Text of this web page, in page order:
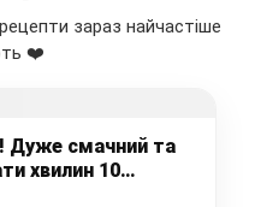
зараз найчастіше
❤️
Дуже смачний та
хвилин 10